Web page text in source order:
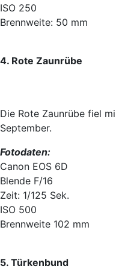
ISO 250
Brennweite: 50 mm
4. Rote Zaunrübe
Die Rote Zaunrübe fiel
September.
Fotodaten:
Canon EOS 6D
Blende F/16
Zeit: 1/125 Sek.
ISO 500
Brennweite 102 mm
5. Türkenbund